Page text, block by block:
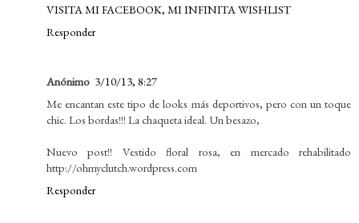
VISITA MI FACEBOOK, MI INFINITA WISHLIST
Responder
Anónimo 3/10/13, 8:27
Me encantan este tipo de looks más deportivos, pero con un toque
chic. Los bordas!!! La chaqueta ideal. Un besazo,
Nuevo post!! Vestido floral rosa, en mercado rehabilitado
http://ohmyclutch.wordpress.com
Responder